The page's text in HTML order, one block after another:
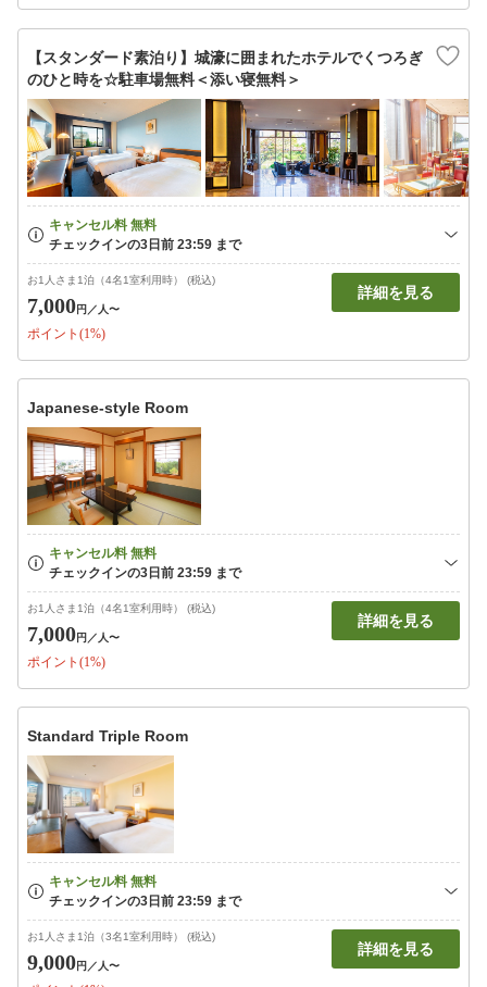
【スタンダード素泊り】城濠に囲まれたホテルでくつろぎ
のひと時を☆駐車場無料＜添い寝無料＞
お1人さま1泊（4名1室利用時） (税込)
7,000円 ／人〜
ポイント(1%)
詳細を見る
Japanese-style Room
お1人さま1泊（4名1室利用時） (税込)
7,000円 ／人〜
ポイント(1%)
詳細を見る
Standard Triple Room
お1人さま1泊（3名1室利用時） (税込)
9,000円 ／人〜
詳細を見る